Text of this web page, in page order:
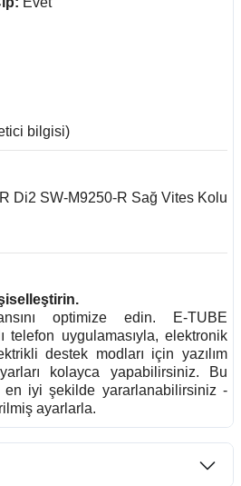
bilgisi)
Di2 SW-M9250-R Sağ Vites Kolu
optimize edin. E-TUBE
telefon uygulamasıyla, elektronik
destek modları için yazılım
kolayca yapabilirsiniz. Bu
en iyi şekilde yararlanabilirsiniz -
ayarlarla.